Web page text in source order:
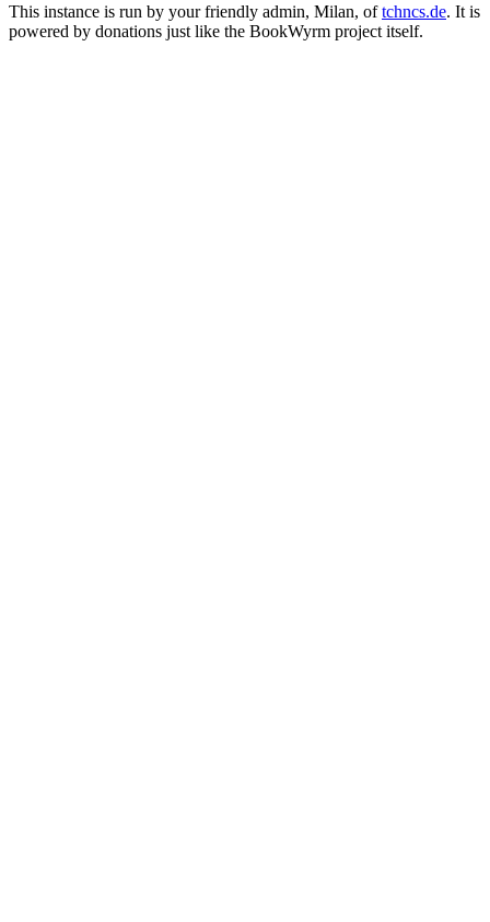
This instance is run by your friendly admin, Milan, oftchncs.de. It is
powered by donations just like the BookWyrm project itself.